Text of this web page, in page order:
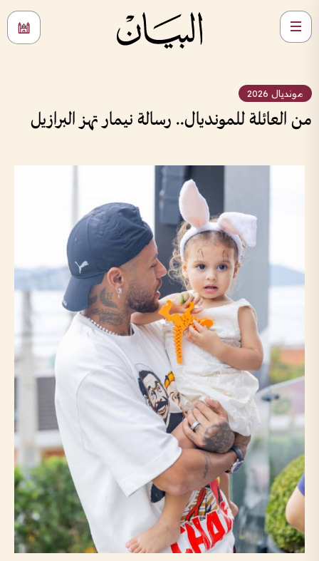
مونديال 2026
من العائلة للمونديال.. رسالة نيمار تهز البرازيل